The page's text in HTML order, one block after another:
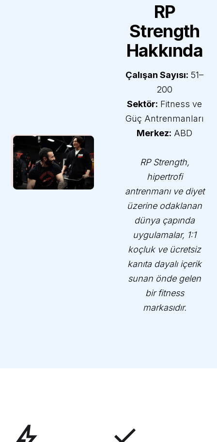
RP
Strength
Hakkında
Çalışan Sayısı: 51–
200
Sektör: Fitness ve
Güç Antrenmanları
Merkez: ABD
RP Strength,
hipertrofi
antrenmanı ve diyet
üzerine odaklanan
dünya çapında
uygulamalar, 1:1
koçluk ve ücretsiz
kanıta dayalı içerik
sunan önde gelen
bir fitness
markasıdır.